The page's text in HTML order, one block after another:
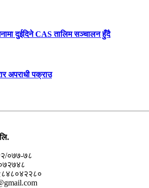
दुईदिने CAS तालिम सञ्चालन हुँदै
अपराधी पक्राउ
०७७-७८